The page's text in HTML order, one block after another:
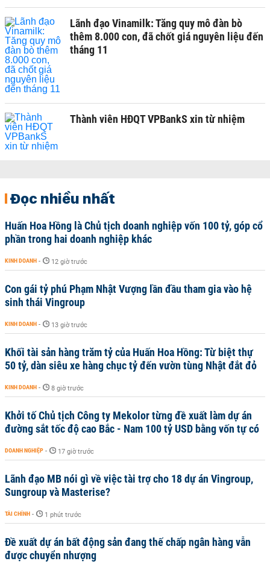
Lãnh đạo Vinamilk: Tăng quy mô đàn bò
thêm 8.000 con, đã chốt giá nguyên liệu đến
tháng 11
Thành viên HĐQT VPBankS xin từ nhiệm
Đọc nhiều nhất
Huấn Hoa Hồng là Chủ tịch doanh nghiệp vốn 100 tỷ, góp cổ
phần trong hai doanh nghiệp khác
KINH DOANH - 12 giờ trước
Con gái tỷ phú Phạm Nhật Vượng lần đầu tham gia vào hệ
sinh thái Vingroup
KINH DOANH - 13 giờ trước
Khối tài sản hàng trăm tỷ của Huấn Hoa Hồng: Từ biệt thự
50 tỷ, dàn siêu xe hàng chục tỷ đến vườn tùng Nhật đắt đỏ
KINH DOANH - 8 giờ trước
Khởi tố Chủ tịch Công ty Mekolor từng đề xuất làm dự án
đường sắt tốc độ cao Bắc - Nam 100 tỷ USD bằng vốn tự có
DOANH NGHIỆP - 17 giờ trước
Lãnh đạo MB nói gì về việc tài trợ cho 18 dự án Vingroup,
Sungroup và Masterise?
TÀI CHÍNH - 1 phút trước
Đề xuất dự án bất động sản đang thế chấp ngân hàng vẫn
được chuyển nhượng